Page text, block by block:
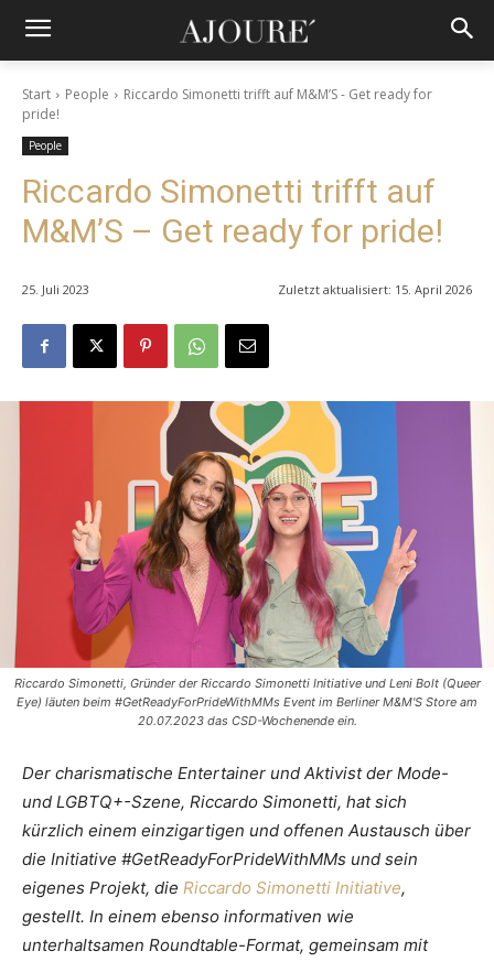
Start People
Riccardo Simonetti trifft auf M&M’S - Get ready for
pride!
People
Riccardo Simonetti trifft auf
M&M’S – Get ready for pride!
25. Juli 2023 Zuletzt aktualisiert: 15. April 2026
Riccardo Simonetti, Gründer der Riccardo Simonetti Initiative und Leni Bolt (Queer
Eye) läuten beim #GetReadyForPrideWithMMs Event im Berliner M&M'S Store am
20.07.2023 das CSD-Wochenende ein.
Der charismatische Entertainer und Aktivist der Mode-
und LGBTQ+-Szene, Riccardo Simonetti, hat sich
kürzlich einem einzigartigen und offenen Austausch über
die Initiative #GetReadyForPrideWithMMs und sein
eigenes Projekt, die Riccardo Simonetti Initiative,
gestellt. In einem ebenso informativen wie
unterhaltsamen Roundtable-Format, gemeinsam mit